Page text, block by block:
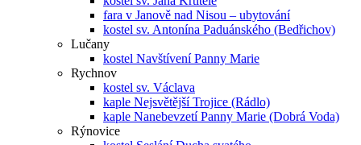
fara v Janově nad Nisou – ubytování
kostel sv. Antonína Paduánského (Bedřichov)
Lučany
kostel Navštívení Panny Marie
Rychnov
kostel sv. Václava
kaple Nejsvětější Trojice (Rádlo)
kaple Nanebevzetí Panny Marie (Dobrá Voda)
Rýnovice